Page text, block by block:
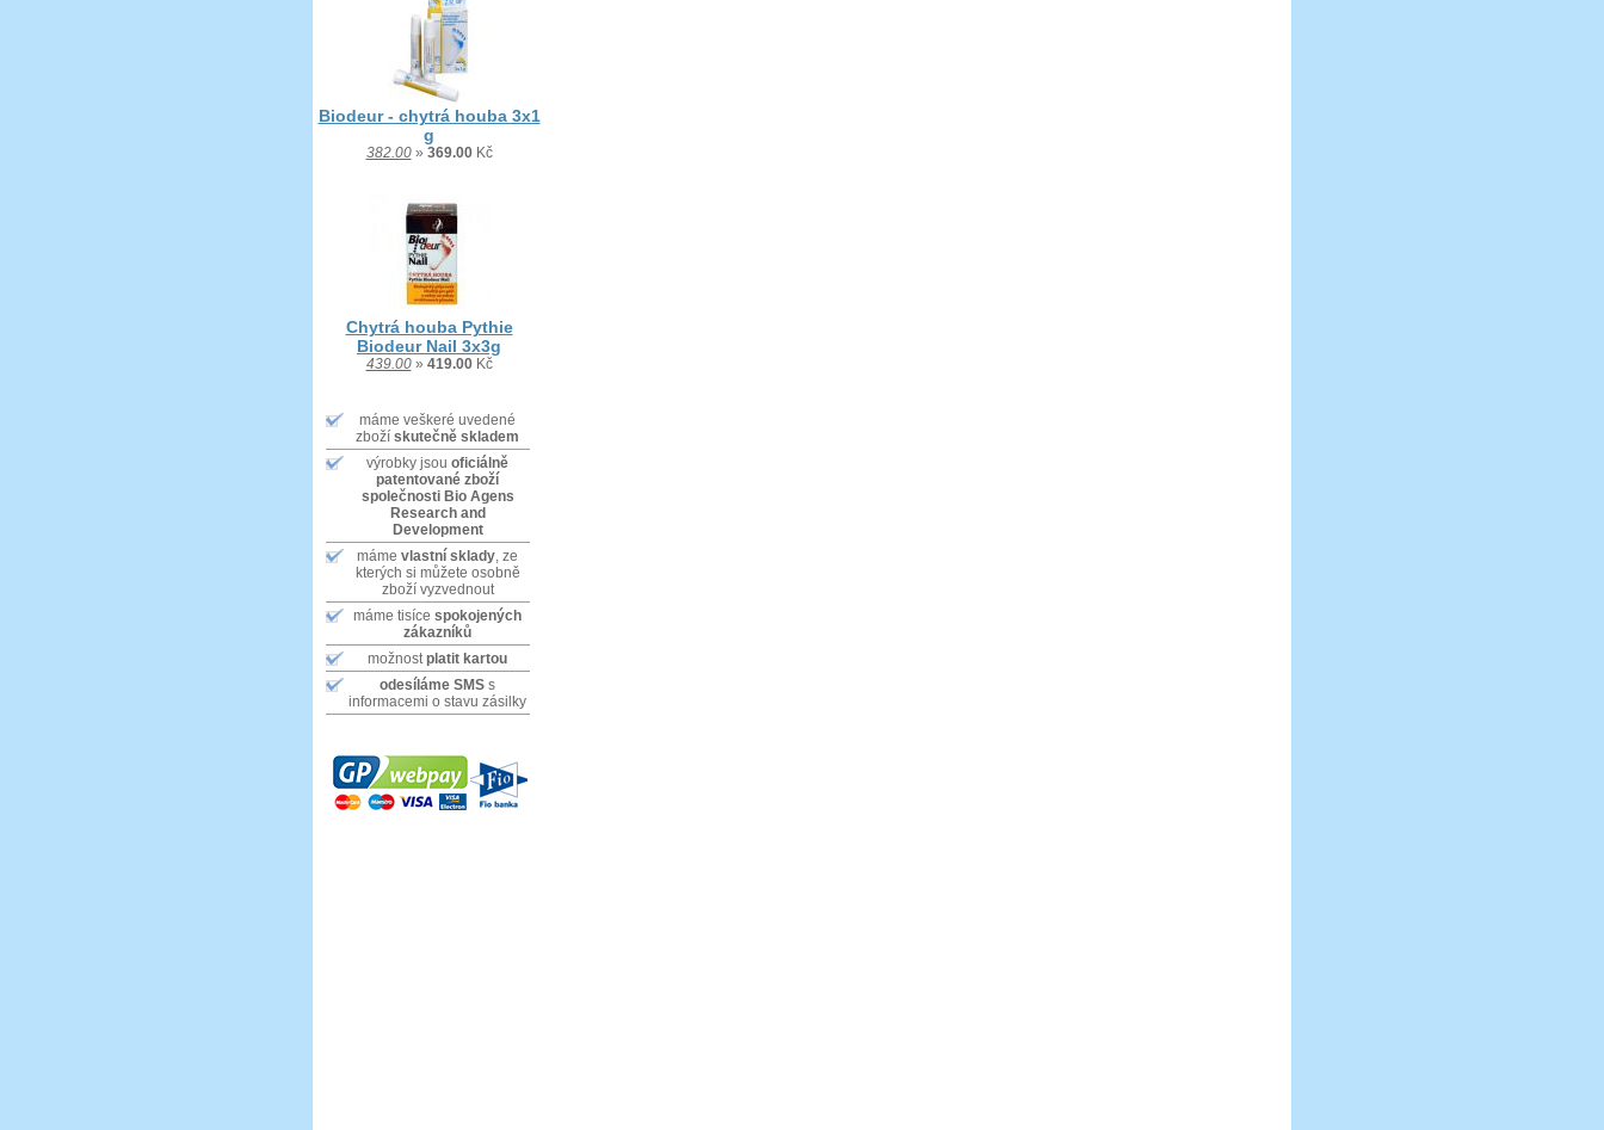
Biodeur - chytrá houba 3x1
g
382.00» 369.00Kč
Chytrá houba Pythie
Biodeur Nail 3x3g
439.00» 419.00Kč
máme veškeré uvedené
zboží skutečně skladem
výrobky jsou oficiálně
patentované zboží
společnosti Bio Agens
Research and
Development
máme vlastní sklady, ze
kterých si můžete osobně
zboží vyzvednout
máme tisíce spokojených
zákazníků
možnostplatit kartou
odesíláme SMS s
informacemi o stavu zásilky